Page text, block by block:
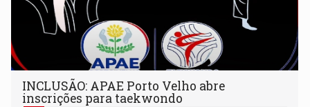
INCLUSÃO: APAE Porto Velho abre
inscrições para taekwondo